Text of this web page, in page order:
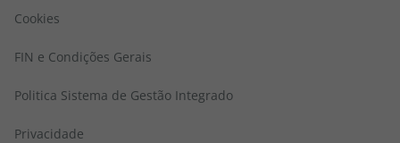
Cookies
FIN e Condições Gerais
Politica Sistema de Gestão Integrado
Privacidade